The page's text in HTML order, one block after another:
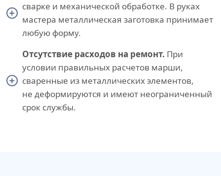
сварке и механической обработке. В руках
мастера металлическая заготовка принимает
любую форму.
Отсутствие расходов на ремонт. При
условии правильных расчетов марши,
сваренные из металлических элементов,
не деформируются и имеют неограниченный
срок службы.